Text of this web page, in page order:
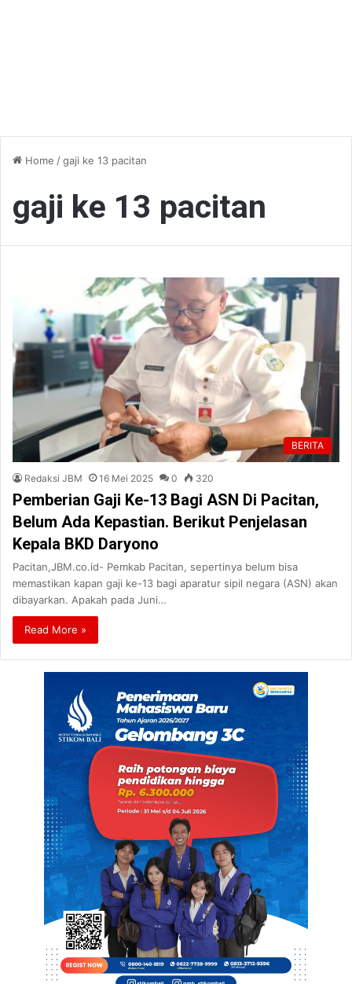
Home /gaji ke 13 pacitan
gaji ke 13 pacitan
BERITA
Redaksi JBM 16 Mei 2025 0 320
Pemberian Gaji Ke-13 Bagi ASN Di Pacitan,
Belum Ada Kepastian. Berikut Penjelasan
Kepala BKD Daryono
Pacitan,JBM.co.id- Pemkab Pacitan, sepertinya belum bisa
memastikan kapan gaji ke-13 bagi aparatur sipil negara (ASN) akan
dibayarkan. Apakah pada Juni…
Read More »